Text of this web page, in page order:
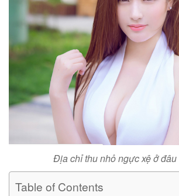
Địa chỉ thu nhỏ ngực xệ ở đâu
Table of Contents